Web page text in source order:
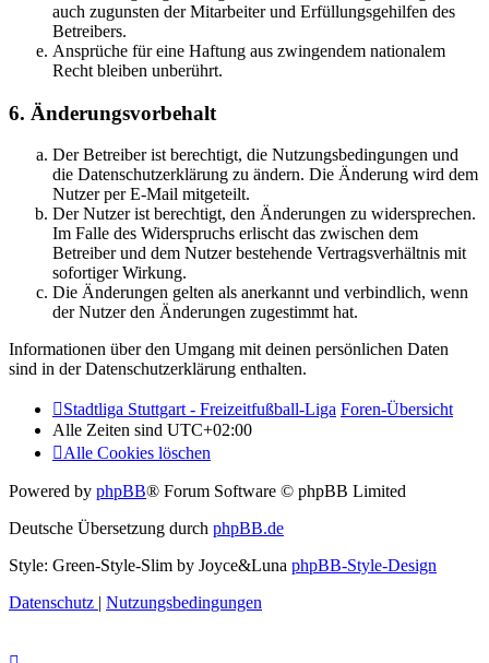
auch zugunsten der Mitarbeiter und Erfüllungsgehilfen des
Betreibers.
Ansprüche für eine Haftung aus zwingendem nationalem
Recht bleiben unberührt.
6. Änderungsvorbehalt
Der Betreiber ist berechtigt, die Nutzungsbedingungen und
die Datenschutzerklärung zu ändern. Die Änderung wird dem
Nutzer per E-Mail mitgeteilt.
Der Nutzer ist berechtigt, den Änderungen zu widersprechen.
Im Falle des Widerspruchs erlischt das zwischen dem
Betreiber und dem Nutzer bestehende Vertragsverhältnis mit
sofortiger Wirkung.
Die Änderungen gelten als anerkannt und verbindlich, wenn
der Nutzer den Änderungen zugestimmt hat.
Informationen über den Umgang mit deinen persönlichen Daten
sind in der Datenschutzerklärung enthalten.
Stadtliga Stuttgart - Freizeitfußball-Liga Foren-Übersicht
Alle Zeiten sind UTC+02:00
Alle Cookies löschen
Powered by phpBB® Forum Software © phpBB Limited
Deutsche Übersetzung durch phpBB.de
Style: Green-Style-Slim by Joyce&Luna phpBB-Style-Design
Datenschutz | Nutzungsbedingungen